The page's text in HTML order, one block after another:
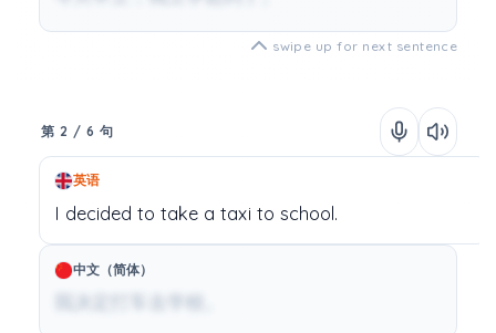
swipe up for next sentence
第 2 / 6 句
英语
I decided totake a taxi to school.
中文（简体）
我决定打车去学校。